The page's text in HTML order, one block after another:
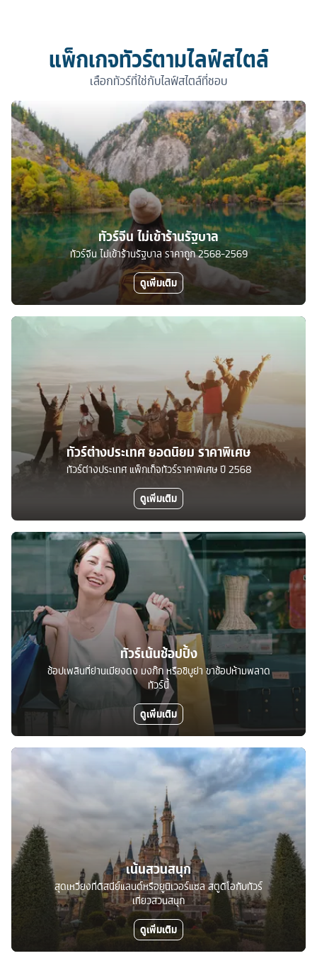
แพ็กเกจทัวร์ตามไลฟ์สไตล์
เลือกทัวร์ที่ใช่กับไลฟ์สไตล์ที่ชอบ
ทัวร์จีน ไม่เข้าร้านรัฐบาล
ทัวร์จีน ไม่เข้าร้านรัฐบาล ราคาถูก 2568-2569
ดูเพิ่มเติม
ทัวร์ต่างประเทศ ยอดนิยม ราคาพิเศษ
ทัวร์ต่างประเทศ แพ็กเก็จทัวร์ราคาพิเศษ ปี 2568
ดูเพิ่มเติม
ทัวร์เน้นช้อปปิ้ง
ช้อปเพลินที่ย่านเมียงดง มงก๊ก หรือชิบูย่า ขาช้อปห้ามพลาด
ทัวร์นี้
ดูเพิ่มเติม
เน้นสวนสนุก
สุดเหวี่ยงที่ดิสนีย์แลนด์หรือยูนิเวอร์แซล สตูดิโอกับทัวร์
เที่ยวสวนสนุก
ดูเพิ่มเติม